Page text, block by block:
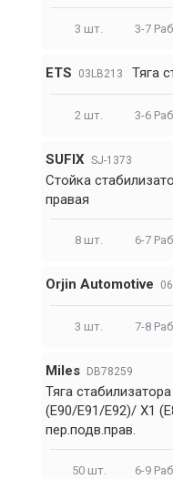
3 шт. 3-7
ETS 03LB213 Тяга
2 шт. 3-6
SUFIX SJ-1373
Стойка
правая
8 шт. 6-7
Orjin Automotive
3 шт. 7-8
Miles DB78259
Тяга
(E90/E91/E92)/ X1
пер.подв.прав.
50 шт. 6-9